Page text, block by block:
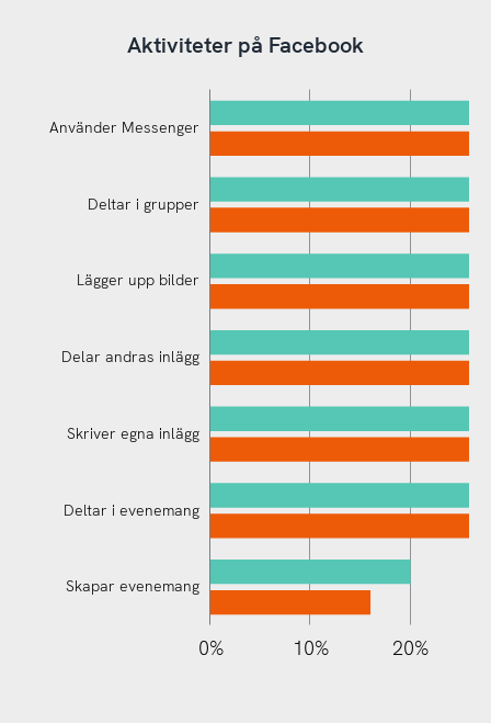
Aktiviteter på Facebook
Använder Messenger
Använder Messenger
Deltar i grupper
Lägger upp bilder
Delar andras inlägg
Skriver egna inlägg
Deltar i evenemang
Skapar evenemang
-20% 20%
10%
0%
-10%
110%